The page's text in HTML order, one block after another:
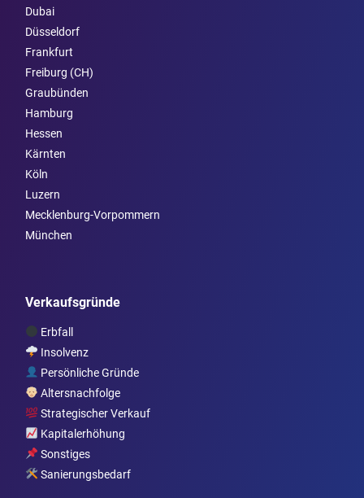
Dubai
Düsseldorf
Frankfurt
Freiburg (CH)
Graubünden
Hamburg
Hessen
Kärnten
Köln
Luzern
Mecklenburg-Vorpommern
München
Verkaufsgründe
Erbfall
Insolvenz
Persönliche Gründe
Altersnachfolge
Strategischer Verkauf
Kapitalerhöhung
Sonstiges
Sanierungsbedarf